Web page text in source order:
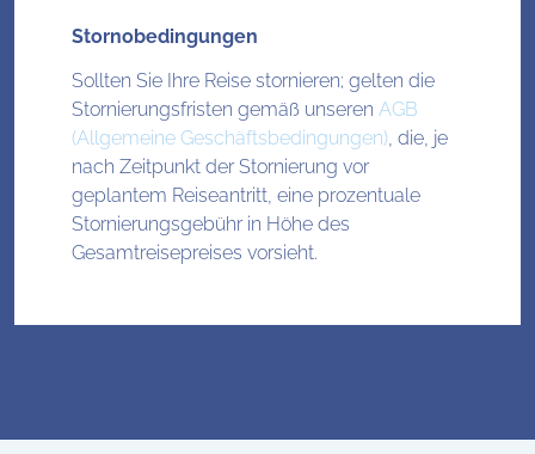
Stornobedingungen
Sollten Sie Ihre Reise stornieren; gelten die
Stornierungsfristen gemäß unseren AGB
(Allgemeine Geschäftsbedingungen) , die, je
nach Zeitpunkt der Stornierung vor
geplantem Reiseantritt, eine prozentuale
Stornierungsgebühr in Höhe des
Gesamtreisepreises vorsieht.